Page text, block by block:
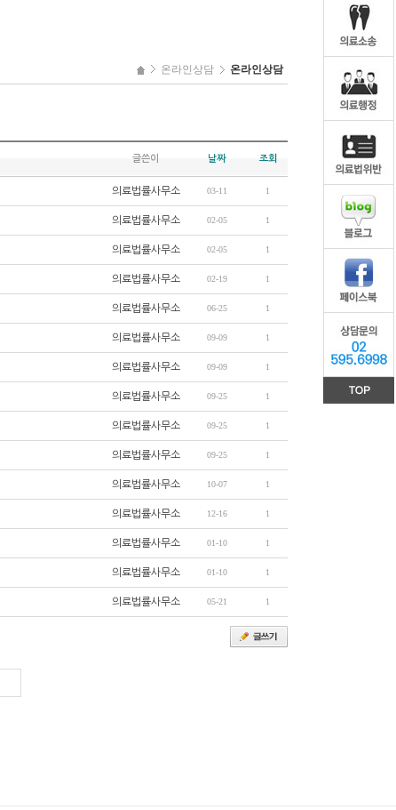
온라인상담 온라인상담
글쓴이 날짜 조회
의료법률사무소 03-11 1
의료법률사무소 02-05 1
의료법률사무소 02-05 1
의료법률사무소 02-19 1
의료법률사무소 06-25 1
의료법률사무소 09-09 1
의료법률사무소 09-09 1
의료법률사무소 09-25 1
의료법률사무소 09-25 1
의료법률사무소 09-25 1
의료법률사무소 10-07 1
의료법률사무소 12-16 1
의료법률사무소 01-10 1
의료법률사무소 01-10 1
의료법률사무소 05-21 1